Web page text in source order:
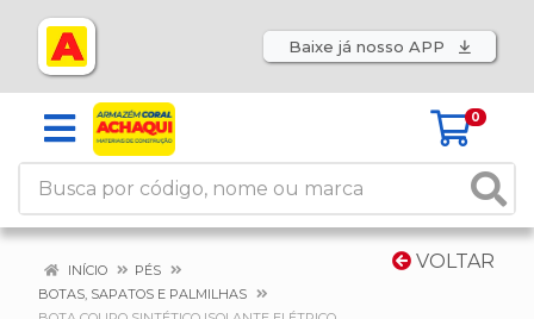
Baixe já nosso APP
0
VOLTAR
INÍCIO
PÉS
BOTAS, SAPATOS E PALMILHAS